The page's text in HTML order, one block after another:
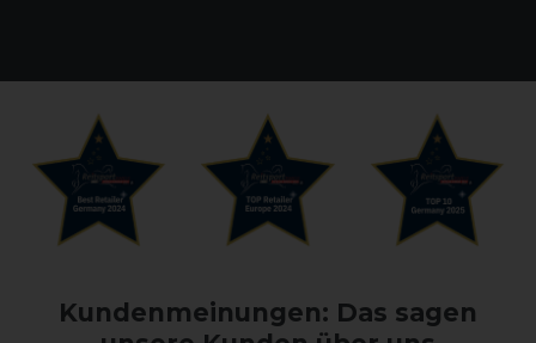
Kundenmeinungen: Das sagen